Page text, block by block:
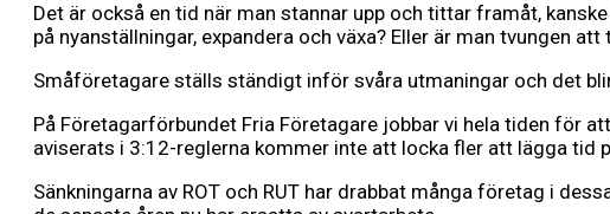
Det är också en tid när man stannar upp och tittar framåt,
på nyanställningar, expandera och växa? Eller är man tvungen
Småföretagare ställs ständigt inför svåra utmaningar och det
På Företagarförbundet Fria Företagare jobbar vi hela tiden för
aviserats i 3:12-reglerna kommer inte att locka fler att lägga tid
Sänkningarna av ROT och RUT har drabbat många företag i